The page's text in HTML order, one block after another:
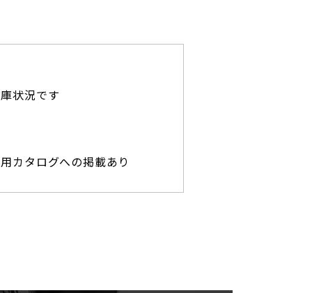
状況です
カタログへの掲載あり